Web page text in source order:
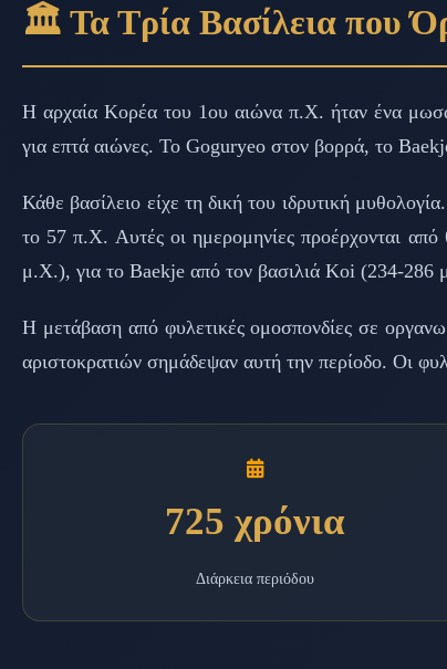
🏛️ Τα Τρία Βασίλεια που
Η αρχαία Κορέα του 1ου αιώνα π.Χ. ήταν ένα
για επτά αιώνες. Το Goguryeo στον βορρά, το
Κάθε βασίλειο είχε τη δική του ιδρυτική
το 57 π.Χ. Αυτές οι ημερομηνίες προέρχονται
μ.Χ.), για το Baekje από τον βασιλιά Koi (234-
Η μετάβαση από φυλετικές ομοσπονδίες σε
αριστοκρατιών σημάδεψαν αυτή την περίοδο. Οι
725 χρόνια
Διάρκεια περιόδου